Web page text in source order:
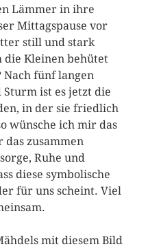
Lämmer in ihre
Mittagspause vor
still und stark
die Kleinen behütet
Nach fünf langen
Sturm ist es jetzt die
in der sie friedlich
wünsche ich mir das
das zusammen
Ruhe und
diese symbolische
für uns scheint. Viel
mit diesem Bild